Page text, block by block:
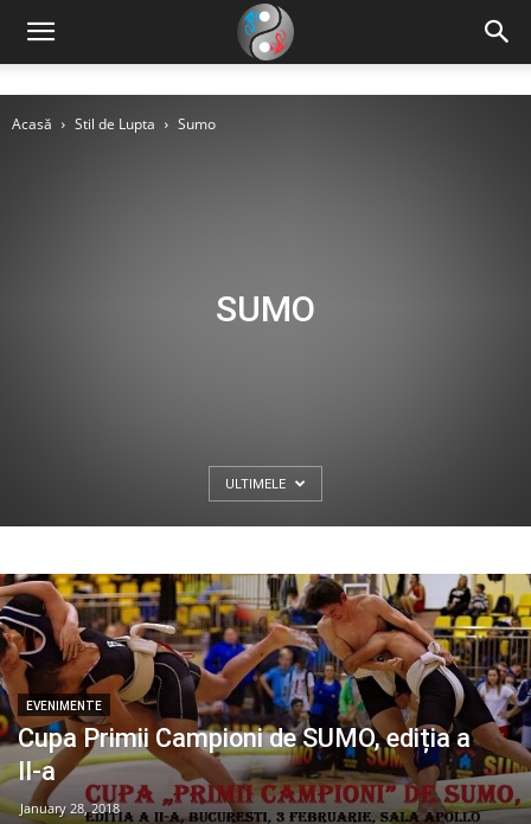
Acasă Stil de Lupta Sumo
SUMO
ULTIMELE
EVENIMENTE
Cupa Primii Campioni de SUMO, ediția a
II-a
January 28, 2018